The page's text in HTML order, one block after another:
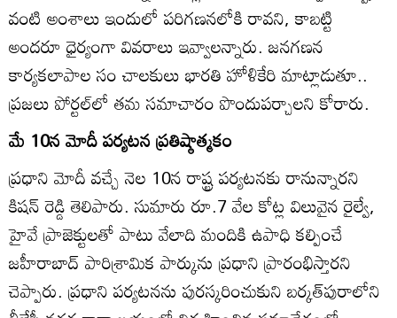
వంటి అంశాలు ఇందులో పరిగణనలోకి రావని, కాబట్టి
అందరూ ధైర్యంగా వివరాలు ఇవ్వాలన్నారు. జనగణన
కార్యకలాపాల సం చాలకులు భారతి హోళికేరి మాట్లాడుతూ..
ప్రజలు పోర్టల్‌లో తమ సమాచారం పొందుపర్చాలని కోరారు.
మే 10న మోదీ పర్యటన ప్రతిష్ఠాత్మకం
ప్రధాని మోదీ వచ్చే నెల 10న రాష్ట్ర పర్యటనకు రానున్నారని
కిషన్‌ రెడ్డి తెలిపారు. సుమారు రూ.7 వేల కోట్ల విలువైన రైల్వే,
హైవే ప్రాజెక్టులతో పాటు వేలాది మందికి ఉపాధి కల్పించే
జహీరాబాద్‌ పారిశ్రామిక పార్కును ప్రధాని ప్రారంభిస్తారని
చెప్పారు. ప్రధాని పర్యటనను పురస్కరించుకుని బర్కత్‌పురాలోని